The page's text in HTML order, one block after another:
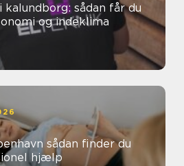
sådan får du
og indeklima
finder du
hjælp